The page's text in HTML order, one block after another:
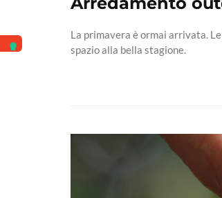
La primavera è ormai arrivata.
spazio alla bella stagione.